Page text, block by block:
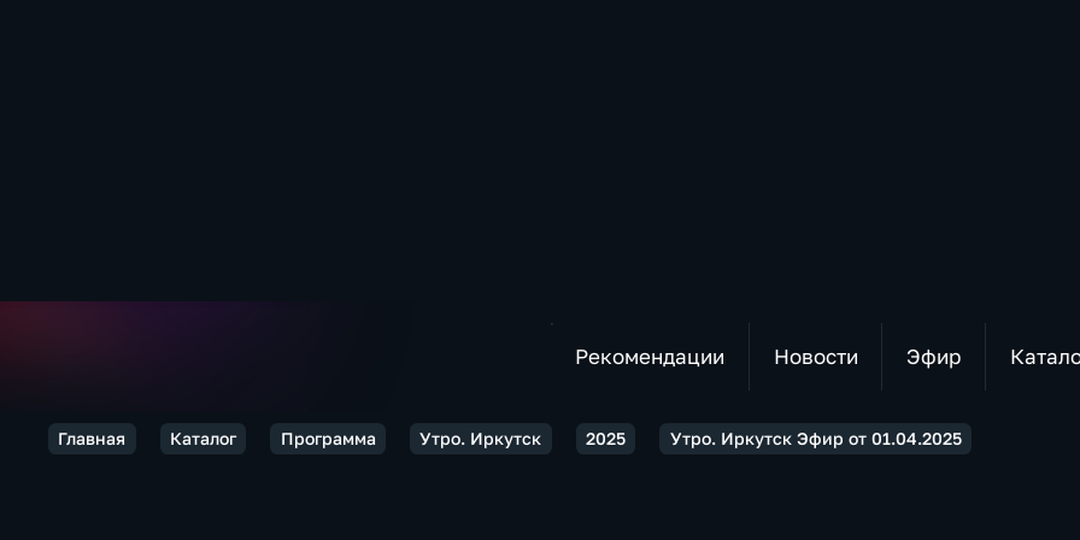
Рекомендации Новости Эфир
Главная Каталог Программа Утро. Иркутск 2025 Утро. Иркутск Эфир от 01.04.2025